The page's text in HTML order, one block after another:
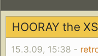
HOORAY the
15.3.09, 15:38 -